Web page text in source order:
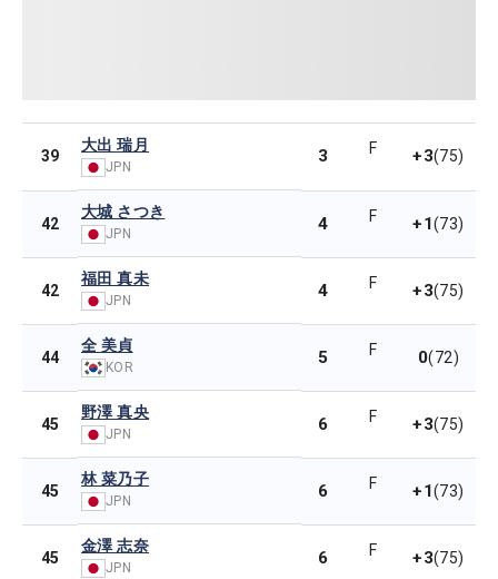
39
大出 瑞月
JPN
3 F +3(75)
42
大城 さつき
JPN 4 F +1(73)
42
福田 真未
JPN 4 F +3(75)
44
全 美貞
KOR 5 F 0(72)
45
野澤 真央
JPN 6 F +3(75)
45
林 菜乃子
JPN 6 F +1(73)
45
金澤 志奈
JPN 6 F +3(75)